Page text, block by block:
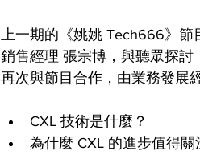
上一期的《姚姚 Tech666》
銷售經理 張宗博，與聽眾探討
再次與節目合作，由業務發展
CXL 技術是什麼？
為什麼 CXL 的進步值得關